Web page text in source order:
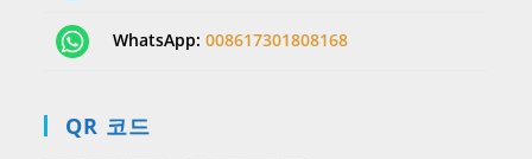
WhatsApp:008617301808168
QR 코드